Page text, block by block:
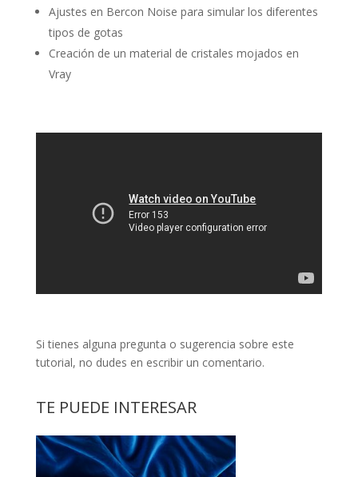
Ajustes en Bercon Noise para simular los diferentes
tipos de gotas
Creación de un material de cristales mojados en
Vray
Si tienes alguna pregunta o sugerencia sobre este
tutorial, no dudes en escribir un comentario.
TE PUEDE INTERESAR